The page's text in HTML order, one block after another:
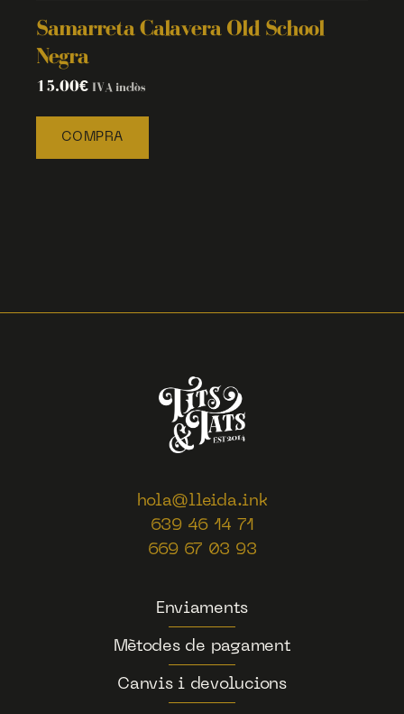
Samarreta Calavera Old School
Negra
15.00€ IVA inclòs
COMPRA
Enviaments
Mètodes de pagament
Canvis i devolucions
hola@lleida.ink
639 46 14 71
669 67 03 93